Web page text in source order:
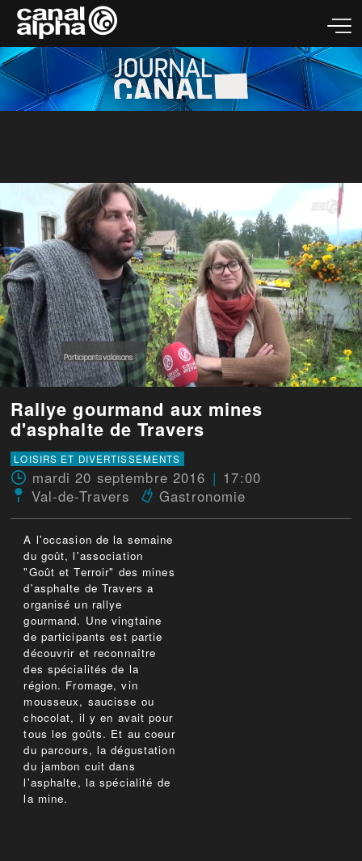
Rallye gourmand aux mines
d'asphalte de Travers
LOISIRS ET DIVERTISSEMENTS
mardi 20 septembre 2016
17:00
Val-de-Travers
Gastronomie
A l'occasion de la semaine
du goût, l'association
"Goût et Terroir" des mines
d'asphalte de Travers a
organisé un rallye
gourmand. Une vingtaine
de participants est partie
découvrir et reconnaître
des spécialités de la
région. Fromage, vin
mousseux, saucisse ou
chocolat, il y en avait pour
tous les goûts. Et au coeur
du parcours, la dégustation
du jambon cuit dans
l'asphalte, la spécialité de
la mine.